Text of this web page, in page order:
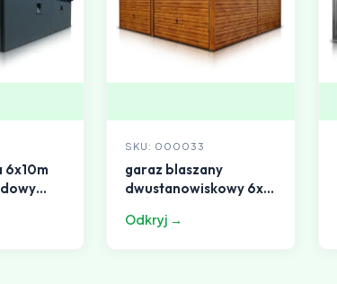
6x10m
SKU: 000033
garaz blaszany
dwustanowiskowy 6x6
drewnop
Odkryj →